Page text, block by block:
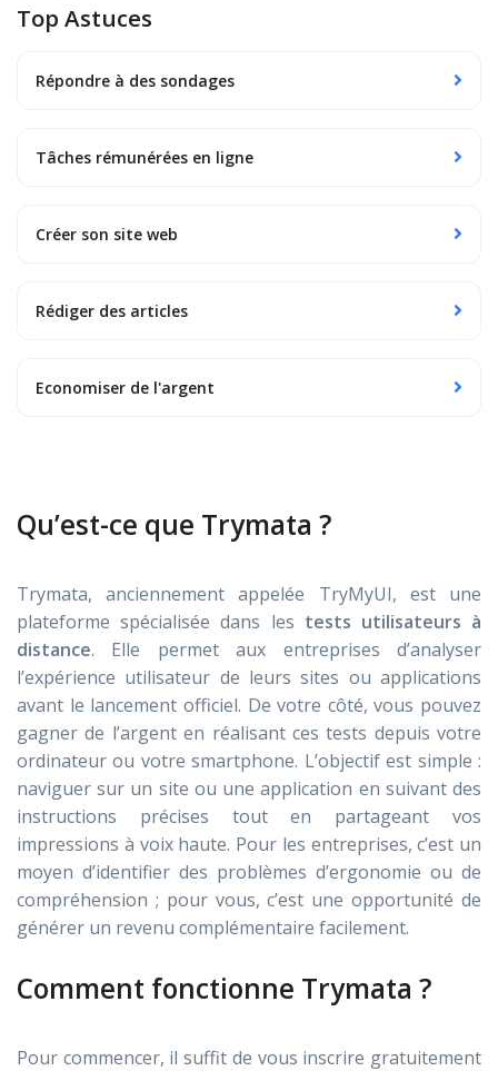
Top Astuces
Répondre à des sondages
Tâches rémunérées en ligne
Créer son site web
Rédiger des articles
Economiser de l'argent
Qu’est-ce que Trymata ?
Trymata, anciennement appelée TryMyUI, est une
plateforme spécialisée dans les tests utilisateurs à
distance. Elle permet aux entreprises d’analyser
l’expérience utilisateur de leurs sites ou applications
avant le lancement officiel. De votre côté, vous pouvez
gagner de l’argent en réalisant ces tests depuis votre
ordinateur ou votre smartphone. L’objectif est simple :
naviguer sur un site ou une application en suivant des
instructions précises tout en partageant vos
impressions à voix haute. Pour les entreprises, c’est un
moyen d’identifier des problèmes d’ergonomie ou de
compréhension ; pour vous, c’est une opportunité de
générer un revenu complémentaire facilement.
Comment fonctionne Trymata ?
Pour commencer, il suffit de vous inscrire gratuitement